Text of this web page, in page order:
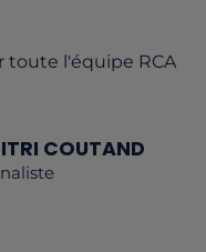
toute l'équipe RCA
COUTAND